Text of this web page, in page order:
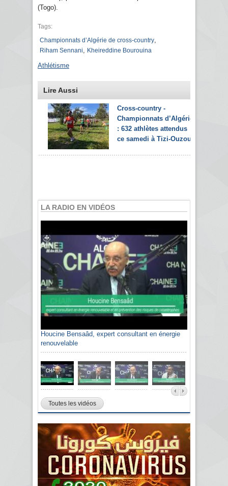
(Togo).
Tags:
Championnats d’Algérie de cross-country
Riham Sennani Kheireddine Bourouina
Athlétisme
Lire Aussi
Cross-country -
Championnats d’Algérie
: 632 athlètes attendus
ce samedi à Tizi-Ouzou
LA RADIO EN VIDÉOS
Houcine Bensaâd, expert consultant en énergie
renouvelable
Toutes les vidéos